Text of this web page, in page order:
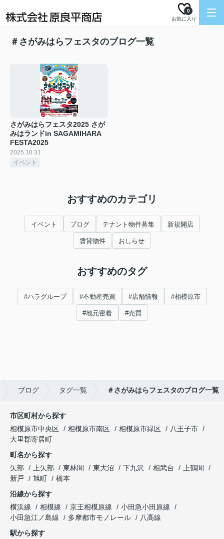
お気に入り
0
＃さがみはらフェスタのブログ一覧
さがみはらフェスタ2025 さが
みはランドin SAGAMIHARA
FESTA2025
2025.10.31
イベント
おすすめのカテゴリ
イベント ブログ テナント物件募集 新規開店
賃貸物件 おしらせ
おすすめのタグ
#ハラグループ #不動産売買 #店舗情報 #相模原市
#地元密着 #売買
ブログ タグ一覧 ＃さがみはらフェスタのブログ一覧
市区町村から探す
相模原市中央区
相模原市南区 相模原市緑区
八王子市
大里郡寄居町
町名から探す
矢部
上矢部 東林間 東大沼 下九沢 相武台
上鶴間
新戸
旭町
橋本
沿線から探す
横浜線
相模線 京王相模原線
小田急小田原線
小田急江ノ島線
多摩都市モノレール
八高線
駅から探す